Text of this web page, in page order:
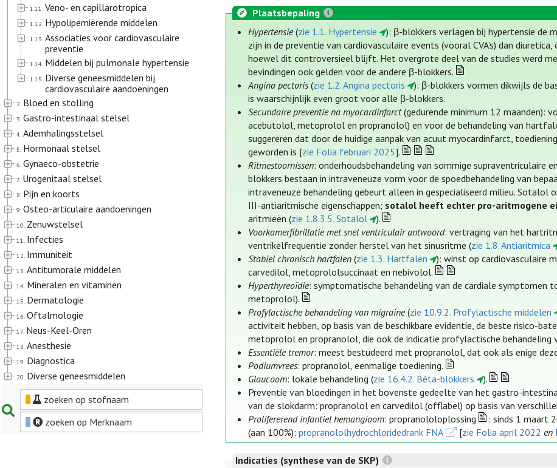
1.11. Veno- en capillarotropica
1.12. Hypolipemiërende middelen
1.13. Associaties voor cardiovasculaire
preventie
1.14. Middelen bij pulmonale hypertensie
1.15. Diverse geneesmiddelen bij
cardiovasculaire aandoeningen
2. Bloed en stolling
3. Gastro-intestinaal stelsel
4. Ademhalingsstelsel
5. Hormonaal stelsel
6. Gynaeco-obstetrie
7. Urogenitaal stelsel
8. Pijn en koorts
9. Osteo-articulaire aandoeningen
10. Zenuwstelsel
11. Infecties
12. Immuniteit
13. Antitumorale middelen
14. Mineralen en vitaminen
15. Dermatologie
16. Oftalmologie
17. Neus-Keel-Oren
18. Anesthesie
19. Diagnostica
20. Diverse geneesmiddelen
zoeken op stofnaam
zoeken op Merknaam
Plaatsbepaling
Hypertensie(zie 1.1. Hypertensie ): β-blokkers verlagen bij hypertensie de
zijn in de preventie van cardiovasculaire events (vooral CVA’s) dan
hoewel dit controversieel blijft. Het overgrote deel van de studies werd
bevindingen ook gelden voor de andere β-blokkers.
Angina pectoris (zie 1.2. Angina pectoris ): β-blokkers vormen dikwijls de
is waarschijnlijk even groot voor alle β-blokkers.
Secundaire preventie na myocardinfarct(gedurende minimum 12 maanden):
acebutolol, metoprolol en propranolol) en voor de behandeling van
suggereren dat door de huidige aanpak van acuut myocardinfarct,
geworden is [zie Folia februari 2025].
Ritmestoornissen: onderhoudsbehandeling van sommige supraventriculaire
blokkers bestaan in intraveneuze vorm voor de spoedbehandeling van
intraveneuze behandeling gebeurt alleen in gespecialiseerd milieu. Sotalol
III-antiaritmische eigenschappen; sotalol heeft echter pro-aritmogene
aritmieën (zie 1.8.3.5. Sotalol
).
Voorkamerfibrillatie met snel ventriculair antwoord: vertraging van het
ventrikelfrequentie zonder herstel van het sinusritme (zie 1.8. Antiaritmica
Stabiel chronisch hartfalen (zie 1.3. Hartfalen
): winst op cardiovasculaire
carvedilol, metoprololsuccinaat en nebivolol.
Hyperthyreoïdie: symptomatische behandeling van de cardiale
metoprolol).
Profylactische behandeling van migraine(zie 10.9.2. Profylactische middelen
activiteit hebben, op basis van de beschikbare evidentie, de beste risico-
metoprolol en propranolol, die ook de indicatie profylactische behandeling
Essentiële tremor: meest bestudeerd met propranolol, dat ook als enige
Podiumvrees: propranolol, eenmalige toediening.
Glaucoom: lokale behandeling (zie 16.4.2. Bèta-blokkers
).
Preventie van bloedingen in het bovenste gedeelte van het gastro-
van de slokdarm: propranolol en carvedilol (offlabel) op basis van
Prolifererend infantiel hemangioom: propranololoplossing
: sinds 1 maart
(aan 100%):propranololhydrochloridedrank FNA [zie Folia april 2022 en
Indicaties (synthese van de SKP)